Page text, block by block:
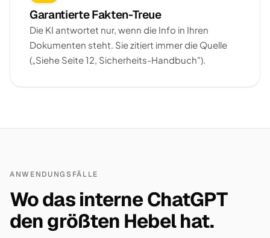
Garantierte Fakten-Treue
Die KI antwortet nur, wenn die Info in Ihren
Dokumenten steht. Sie zitiert immer die Quelle
(„Siehe Seite 12, Sicherheits-Handbuch").
ANWENDUNGSFÄLLE
Wo das interne ChatGPT
den größten Hebel hat.